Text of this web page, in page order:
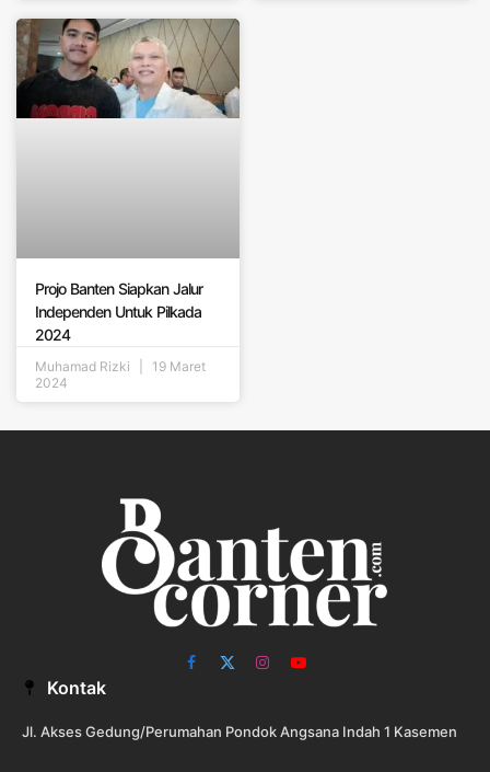
Projo Banten Siapkan Jalur
Independen Untuk Pilkada
2024
Muhamad Rizki
19 Maret
2024
Facebook
X
InstagramYouTube
Kontak
Jl. Akses Gedung/Perumahan Pondok Angsana Indah 1 Kasemen